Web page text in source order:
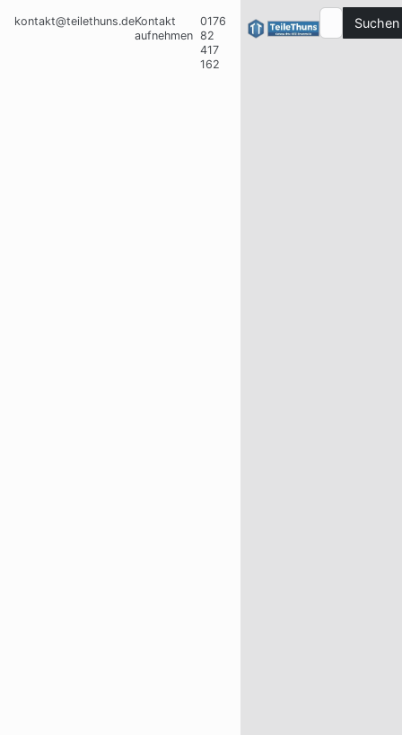
kontakt@teilethuns.deKontakt
aufnehmen
0176
82
417
162
Suchen